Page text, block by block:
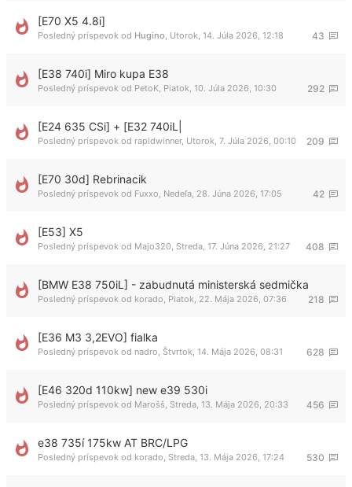
[E70 X5 4.8i]
43
Posledný príspevok od Hugino Utorok, 14. Júla 2026, 12:18
[E38 740i] Miro kupa E38
292
Posledný príspevok od PetoK Piatok, 10. Júla 2026, 10:30
[E24 635 CSi] + [E32 740iL|
209
Posledný príspevok od rapidwinner, Utorok, 7. Júla 2026, 00:10
[E70 30d] Rebrinacik
42
Posledný príspevok od Fuxxo Nedeľa, 28. Júna 2026, 17:05
[E53] X5
408
Posledný príspevok od Majo320 Streda, 17. Júna 2026, 21:27
[BMW E38 750iL] - zabudnutá ministerská sedmička
218
Posledný príspevok od korado Piatok, 22. Mája 2026, 07:36
[E36 M3 3,2EVO] fialka
628
Posledný príspevok od nadro Štvrtok, 14. Mája 2026, 08:31
[E46 320d 110kw] new e39 530i
456
Posledný príspevok od Marošš Streda, 13. Mája 2026, 20:33
e38 735í 175kw AT BRC/LPG
530
Posledný príspevok od korado Streda, 13. Mája 2026, 17:24